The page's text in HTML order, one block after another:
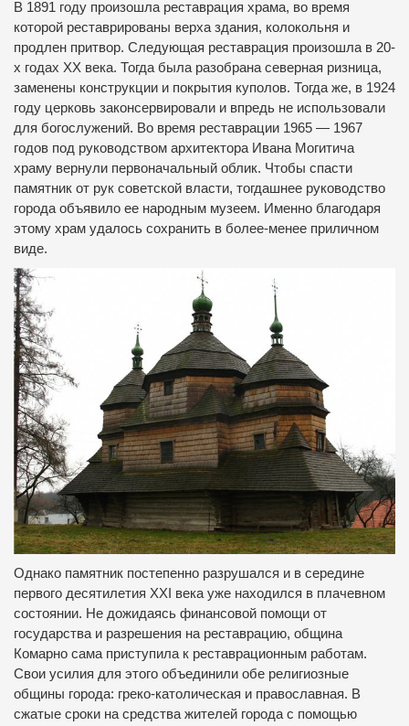
В 1891 году произошла реставрация храма, во время
которой реставрированы верха здания, колокольня и
продлен притвор. Следующая реставрация произошла в 20-
х годах ХХ века. Тогда была разобрана северная ризница,
заменены конструкции и покрытия куполов. Тогда же, в 1924
году церковь законсервировали и впредь не использовали
для богослужений. Во время реставрации 1965 — 1967
годов под руководством архитектора Ивана Могитича
храму вернули первоначальный облик. Чтобы спасти
памятник от рук советской власти, тогдашнее руководство
города объявило ее народным музеем. Именно благодаря
этому храм удалось сохранить в более-менее приличном
виде.
Однако памятник постепенно разрушался и в середине
первого десятилетия XXI века уже находился в плачевном
состоянии. Не дожидаясь финансовой помощи от
государства и разрешения на реставрацию, община
Комарно сама приступила к реставрационным работам.
Свои усилия для этого объединили обе религиозные
общины города: греко-католическая и православная. В
сжатые сроки на средства жителей города с помощью